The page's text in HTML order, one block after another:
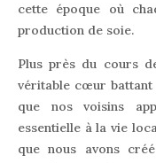
cette époque où
production de soie.
Plus près du cours
véritable cœur battant
que nos voisins
essentielle à la vie
que nous avons